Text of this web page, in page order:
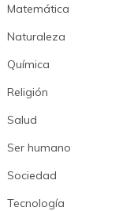
Matemática
Naturaleza
Química
Religión
Salud
Ser humano
Sociedad
Tecnología